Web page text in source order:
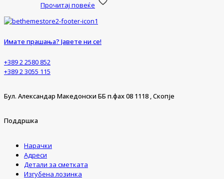
Прочитај повеќе
Имате прашања? Јавете ни се!
+389 2 2580 852
+389 2 3055 115
Бул. Александар Македонски ББ п.фах 08 1118 , Скопје
Поддршка
Нарачки
Адреси
Детали за сметката
Изгубена лозинка